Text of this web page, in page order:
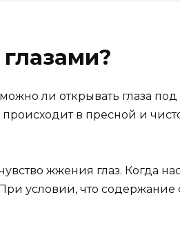
ли открывать глаза
в пресной и
жжения глаз. Когда
условии, что